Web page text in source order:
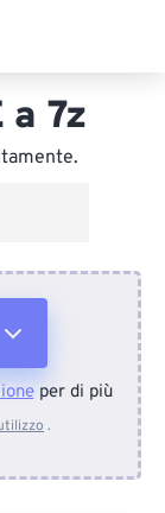
a 7z
per di più
.